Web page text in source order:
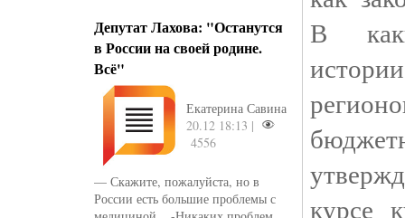
Депутат Лахова: "Останутся
в России на своей родине.
Всё"
Екатерина Савина
20.12 18:13 |
4556
— Скажите, пожалуйста, но в
России есть большие проблемы с
В
курсе